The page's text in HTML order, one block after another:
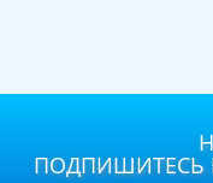
ПОДПИШИТЕСЬ